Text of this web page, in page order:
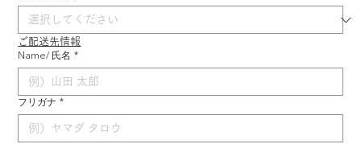
ご配送先情報
Name/ 氏名 *
フリガナ *